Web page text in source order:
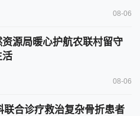
08-06
源局暖心护航农联村留守
活
08-06
合诊疗救治复杂骨折患者